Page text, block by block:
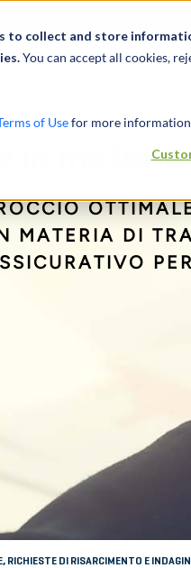
to collect and store
You can accept all cookies,
of Usefor more
in materia
MATERIA DI
RICHIESTE DI RISARCIMENTO E INDAGINI